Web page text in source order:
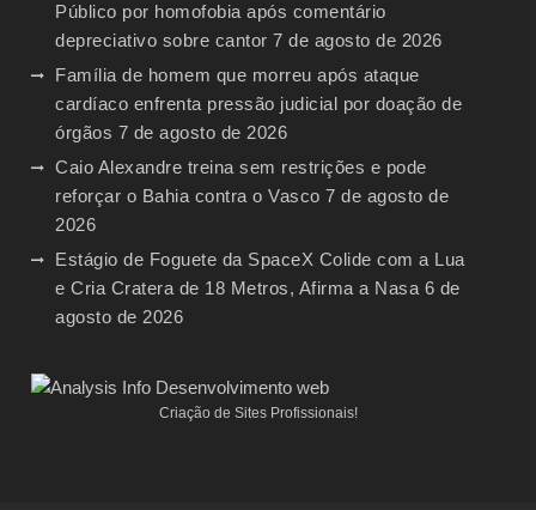
Público por homofobia após comentário
depreciativo sobre cantor 7 de agosto de 2026
Família de homem que morreu após ataque
cardíaco enfrenta pressão judicial por doação de
órgãos 7 de agosto de 2026
Caio Alexandre treina sem restrições e pode
reforçar o Bahia contra o Vasco 7 de agosto de
2026
Estágio de Foguete da SpaceX Colide com a Lua
e Cria Cratera de 18 Metros, Afirma a Nasa 6 de
agosto de 2026
Criação de Sites Profissionais!